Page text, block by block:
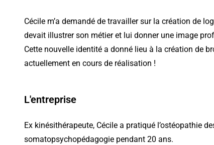
Cécile m’a demandé de travailler sur lacréation de
devait illustrer son métier et lui donner une image
Cette nouvelle identité a donné lieu à la création de
actuellement en cours de réalisation !
L'entreprise
Ex kinésithérapeute, Cécile a pratiqué l’ostéopathie
somatopsychopédagogie pendant 20 ans.